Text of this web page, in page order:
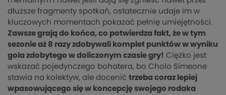
dłuższe fragmenty spotkań, ostatecznie udaje im w
kluczowych momentach pokazać pełnię umiejętności.
Zawsze grają do końca, co potwierdza fakt, że w tym
sezonie aż 8 razy zdobywali komplet punktów w wyniku
gola zdobytego w doliczonym czasie gry! Ciężko jest
wskazać pojedynczego bohatera, bo Cholo Simeone
stawia na kolektyw, ale docenić trzeba coraz lepiej
wpasowującego się w koncepcję swojego rodaka